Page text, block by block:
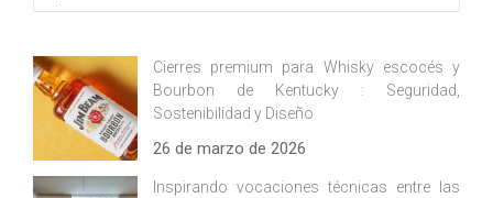
Cierres premium para Whisky escocés y
Bourbon de Kentucky : Seguridad,
Sostenibilidad y Diseño
26 de marzo de 2026
Inspirando vocaciones técnicas entre las